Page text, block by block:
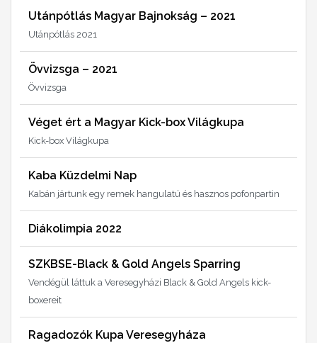
Utánpótlás Magyar Bajnokság – 2021
Utánpótlás 2021
Övvizsga – 2021
Övvizsga
Véget ért a Magyar Kick-box Világkupa
Kick-box Világkupa
Kaba Küzdelmi Nap
Kabán jártunk egy remek hangulatú és hasznos pofonpartin
Diákolimpia 2022
SZKBSE-Black & Gold Angels Sparring
Vendégül láttuk a Veresegyházi Black & Gold Angels kick-
boxereit
Ragadozók Kupa Veresegyháza